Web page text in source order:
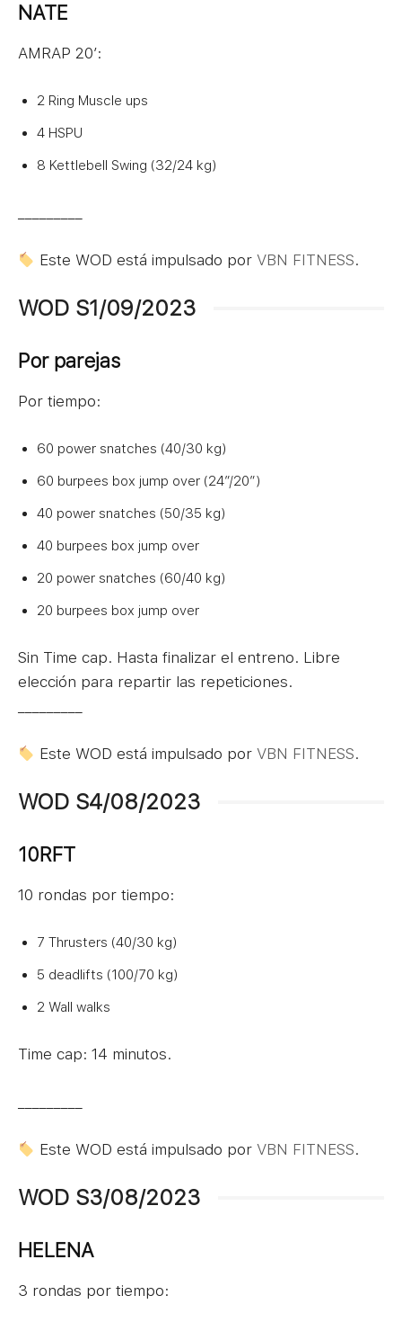
NATE
AMRAP 20′:
2 Ring Muscle ups
4 HSPU
8 Kettlebell Swing (32/24 kg)
Este WOD está impulsado porVBN FITNESS.
WOD S1/09/2023
Por parejas
Por tiempo:
60 power snatches (40/30 kg)
60 burpees box jump over (24″/20″)
40 power snatches (50/35 kg)
40 burpees box jump over
20 power snatches (60/40 kg)
20 burpees box jump over
Sin Time cap. Hasta finalizar el entreno. Libre
elección para repartir las repeticiones.
Este WOD está impulsado porVBN FITNESS.
WOD S4/08/2023
10RFT
10 rondas por tiempo:
7 Thrusters (40/30 kg)
5 deadlifts (100/70 kg)
2 Wall walks
Time cap: 14 minutos.
Este WOD está impulsado porVBN FITNESS.
WOD S3/08/2023
HELENA
3 rondas por tiempo: